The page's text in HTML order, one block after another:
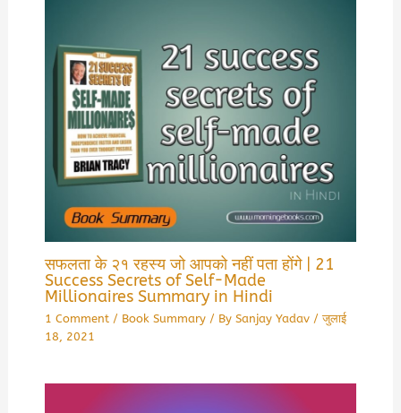
सफलता के २१ रहस्य जो आपको नहीं पता होंगे | 21
Success Secrets of Self-Made
Millionaires Summary in Hindi
1 Comment / Book Summary/ By Sanjay Yadav /जुलाई
18, 2021